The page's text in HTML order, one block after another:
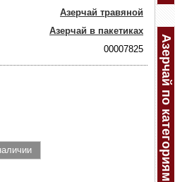
Азерчай травяной
Азерчай в пакетиках
00007825 Азерчай по категориям